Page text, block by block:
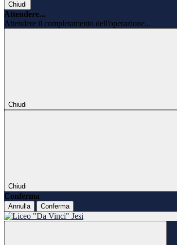
Chiudi
Attendere...
Attendere il completamento dell'operazione...
Chiudi
Chiudi
Conferma
Annulla Conferma